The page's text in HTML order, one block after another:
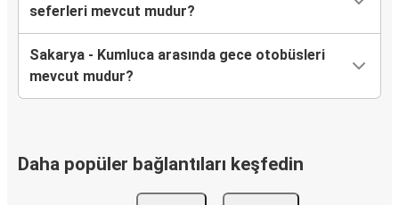
seferleri mevcut mudur?
Sakarya - Kumluca arasında gece otobüsleri
mevcut mudur?
Daha popüler bağlantıları keşfedin